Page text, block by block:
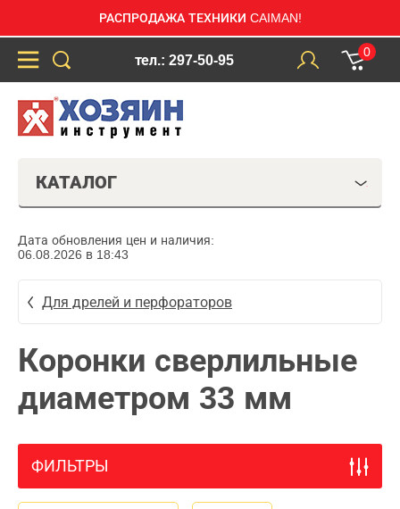
РАСПРОДАЖА ТЕХНИКИ CAIMAN!
тел.: 297-50-95
0
КАТАЛОГ
Дата обновления цен и наличия:
06.08.2026 в 18:43
Для дрелей и перфораторов
Коронки сверлильные
диаметром 33 мм
ФИЛЬТРЫ